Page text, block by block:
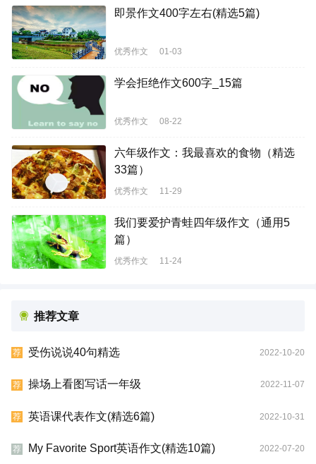
即景作文400字左右(精选5篇)
优秀作文 01-03
学会拒绝作文600字_15篇
优秀作文 08-22
六年级作文：我最喜欢的食物（精选
33篇）
优秀作文 11-29
我们要爱护青蛙四年级作文（通用5
篇）
优秀作文 11-24
推荐文章
荐 受伤说说40句精选 2022-10-20
荐 操场上看图写话一年级 2022-11-07
荐 英语课代表作文(精选6篇) 2022-10-31
荐 My Favorite Sport英语作文(精选10篇) 2022-07-20